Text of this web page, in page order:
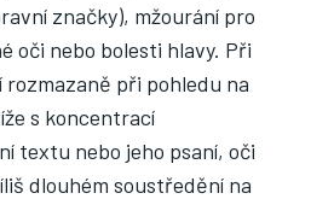
značky), mžourání pro
oči nebo bolesti hlavy. Při
při pohledu na
s koncentrací
textu nebo jeho psaní, oči
dlouhém soustředění na